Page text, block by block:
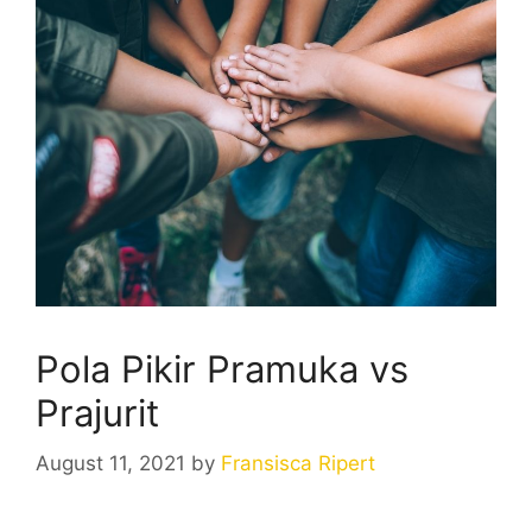
Pola Pikir Pramuka vs
Prajurit
August 11, 2021 by Fransisca Ripert